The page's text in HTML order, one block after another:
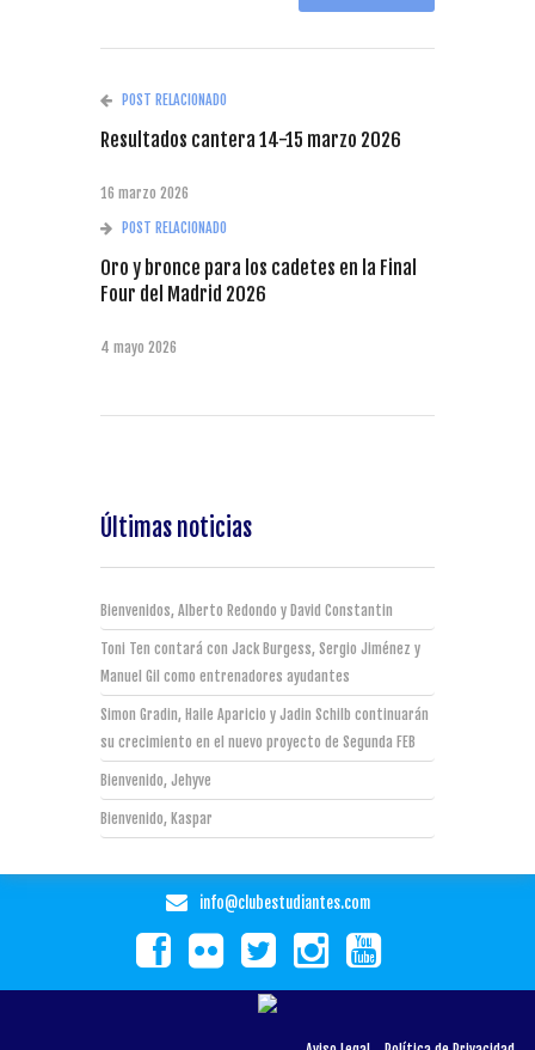
POST RELACIONADO
Resultados cantera 14-15 marzo 2026
16 marzo 2026
POST RELACIONADO
Oro y bronce para los cadetes en la Final
Four del Madrid 2026
4 mayo 2026
Últimas noticias
Bienvenidos, Alberto Redondo y David Constantin
Toni Ten contará con Jack Burgess, Sergio Jiménez y
Manuel Gil como entrenadores ayudantes
Simon Gradin, Haile Aparicio y Jadin Schilb continuarán
su crecimiento en el nuevo proyecto de Segunda FEB
Bienvenido, Jehyve
Bienvenido, Kaspar
info@clubestudiantes.com